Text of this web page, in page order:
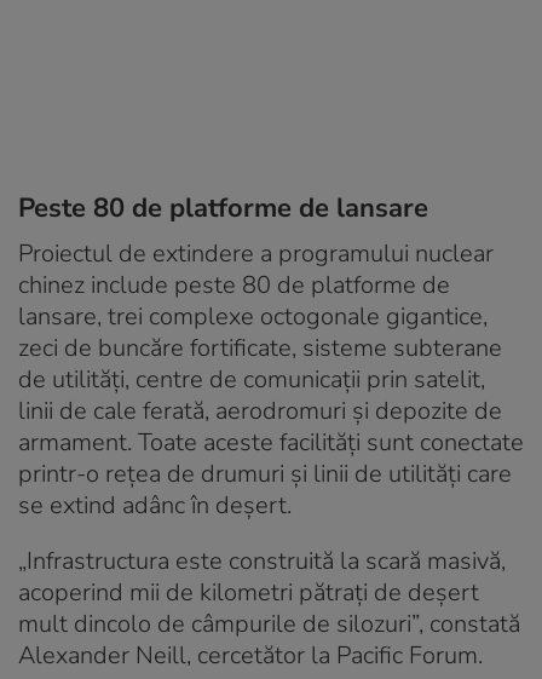
Peste 80 de platforme de lansare
Proiectul de extindere a programului nuclear
chinez include peste 80 de platforme de
lansare, trei complexe octogonale gigantice,
zeci de buncăre fortificate, sisteme subterane
de utilități, centre de comunicații prin satelit,
linii de cale ferată, aerodromuri și depozite de
armament. Toate aceste facilități sunt conectate
printr-o rețea de drumuri și linii de utilități care
se extind adânc în deșert.
„Infrastructura este construită la scară masivă,
acoperind mii de kilometri pătrați de deșert
mult dincolo de câmpurile de silozuri”, constată
Alexander Neill, cercetător la Pacific Forum.